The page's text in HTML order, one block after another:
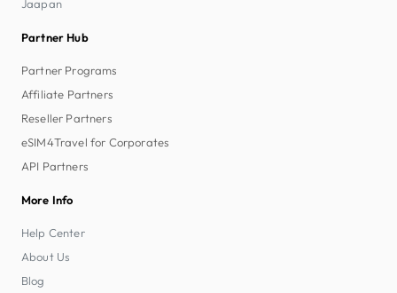
Jaapan
Partner Hub
Partner Programs
Affiliate Partners
Reseller Partners
eSIM4Travel for Corporates
API Partners
More Info
Help Center
About Us
Blog